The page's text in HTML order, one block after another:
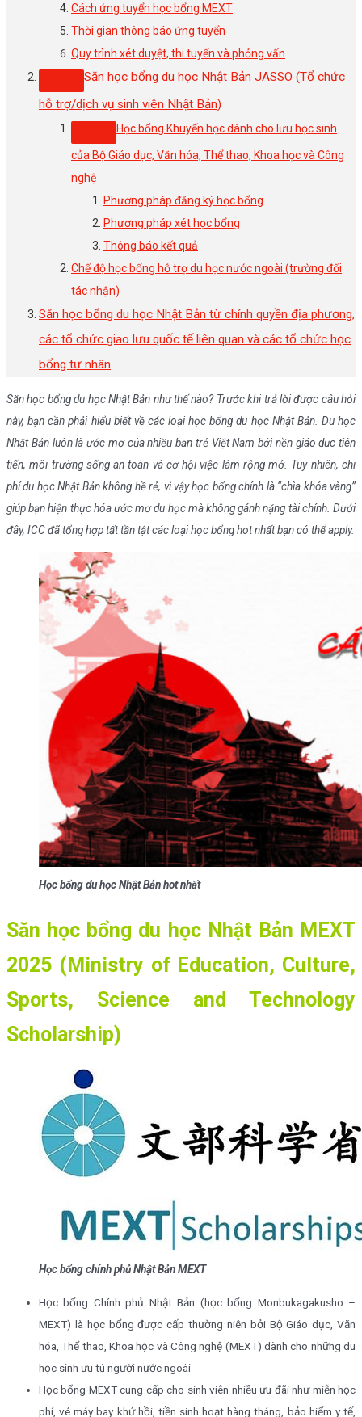
Cách ứng tuyển học bổng MEXT
Thời gian thông báo ứng tuyển
Quy trình xét duyệt, thi tuyển và phỏng vấn
Săn học bổng du học Nhật Bản JASSO (Tổ chức
hỗ trợ/dịch vụ sinh viên Nhật Bản)
Học bổng Khuyến học dành cho lưu học sinh
của Bộ Giáo dục, Văn hóa, Thể thao, Khoa học và Công
nghệ
Phương pháp đăng ký học bổng
Phương pháp xét học bổng
Thông báo kết quả
Chế độ học bổng hỗ trợ du học nước ngoài (trường đối
tác nhận)
Săn học bổng du học Nhật Bản từ chính quyền địa phương,
các tổ chức giao lưu quốc tế liên quan và các tổ chức học
bổng tư nhân
Săn học bổng du học Nhật Bản như thế nào? Trước khi trả lời được câu hỏi
này, bạn cần phải hiểu biết về các loại học bổng du học Nhật Bản. Du học
Nhật Bản luôn là ước mơ của nhiều bạn trẻ Việt Nam bởi nền giáo dục tiên
tiến, môi trường sống an toàn và cơ hội việc làm rộng mở. Tuy nhiên, chi
phí du học Nhật Bản không hề rẻ, vì vậy học bổng chính là “chìa khóa vàng”
giúp bạn hiện thực hóa ước mơ du học mà không gánh nặng tài chính. Dưới
đây, ICC đã tổng hợp tất tần tật các loại học bổng hot nhất bạn có thể apply.
Học bổng du học Nhật Bản hot nhất
Săn học bổng du học Nhật Bản MEXT
2025 (Ministry of Education, Culture,
Sports, Science and Technology
Scholarship)
Học bổng chính phủ Nhật Bản MEXT
Học bổng Chính phủ Nhật Bản (học bổng Monbukagakusho –
MEXT) là học bổng được cấp thường niên bởi Bộ Giáo dục, Văn
hóa, Thể thao, Khoa học và Công nghệ (MEXT) dành cho những du
học sinh ưu tú người nước ngoài
Học bổng MEXT cung cấp cho sinh viên nhiều ưu đãi như miễn học
phí, vé máy bay khứ hồi, tiền sinh hoạt hàng tháng, bảo hiểm y tế,